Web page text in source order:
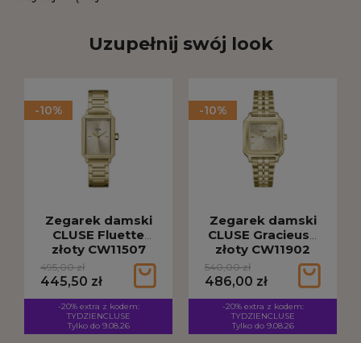
Uzupełnij swój look
-10%
Zegarek damski
CLUSE Fluette
złoty CW11507
495,00 zł
445,50 zł
-20% extra z kodem:
TYDZIENCLUSE
Tylko do 9.08.26
-10%
Zegarek damski
CLUSE Gracieuse
złoty CW11902
540,00 zł
486,00 zł
-20% extra z kodem:
TYDZIENCLUSE
Tylko do 9.08.26